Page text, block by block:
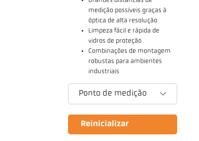
medição possíveis graças à
óptica de alta resolução
Limpeza fácil e rápida de
vidros de proteção
Combinações de montagem
robustas para ambientes
industriais
Ponto de medição
Reinicializar